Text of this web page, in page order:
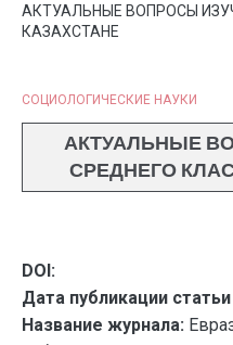
АКТУАЛЬНЫЕ ВОПРОСЫ
КАЗАХСТАНЕ
СОЦИОЛОГИЧЕСКИЕ НАУКИ
АКТУАЛЬНЫЕ
СРЕДНЕГО
DOI:
Дата публикации
Название журнала: